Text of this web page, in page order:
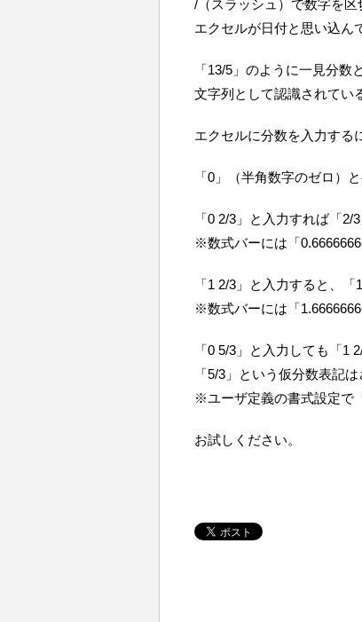
/（スラッシュ）で数字を区
エクセルが日付と思い込ん
「13/5」のように一見分数
文字列として認識されてい
エクセルに分数を入力する
「0」（半角数字のゼロ）
「0 2/3」と入力すれば「2/
※数式バーには「
「1 2/3」と入力すると、
※数式バーには「
「0 5/3」と入力しても「1
「5/3」という仮分数表記は
※ユーザ定義の書式設定で
お試しください。